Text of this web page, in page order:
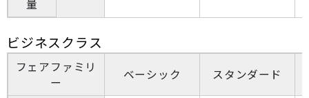
量
ビジネスクラス
フェアファミリ
ー
ベーシック スタンダード